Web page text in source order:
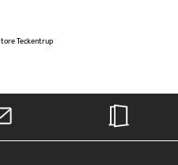
toreTeckentrup